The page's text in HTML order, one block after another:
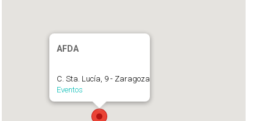
AFDA
C. Sta. Lucía, 9 - Zaragoza
Eventos